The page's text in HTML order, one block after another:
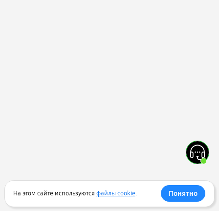
На этом сайте используются файлы cookie. Понятно